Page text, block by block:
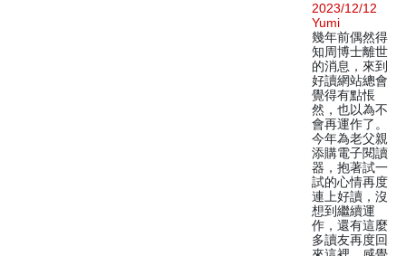
2023/12/12
Yumi
幾年前偶然得
知周博士離世
的消息，來到
好讀網站總會
覺得有點悵
然，也以為不
會再運作了。
今年為老父親
添購電子閱讀
器，抱著試一
試的心情再度
連上好讀，沒
想到繼續運
作，還有這麼
多讀友再度回